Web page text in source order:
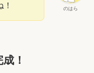
のはら
！